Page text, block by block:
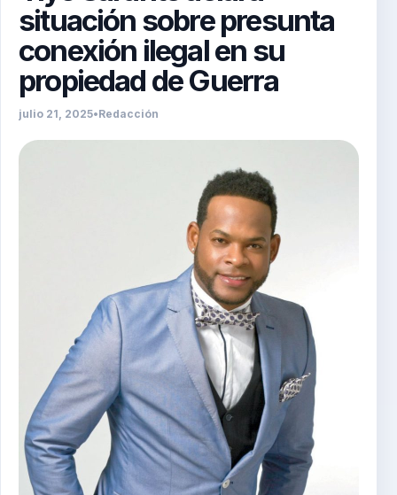
situación sobre presunta
conexión ilegal en su
propiedad de Guerra
julio 21, 2025•Redacción